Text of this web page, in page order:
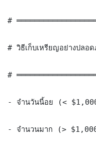
#
# วิธีเก็บเหรียญอย่างปลอ
#
- จำนวันนี้อย (<
- จำนวนมาก (>